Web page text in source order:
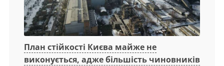
План стійкості Києва майже не
виконується, адже більшість чиновників